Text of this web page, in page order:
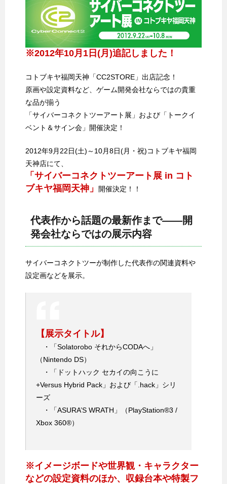
※2012年10月1日(月)追記しました！
コトブキヤ福岡天神「CC2STORE」出店記念！
原画や設定資料など、ゲーム開発会社ならではの貴重
な品が揃う
「サイバーコネクトツーアート展」および「トークイ
ベント＆サイン会」開催決定！
2012年9月22日(土)～10月8日(月・祝)コトブキヤ福岡
天神店にて、
「サイバーコネクトツーアート展 in コト
ブキヤ福岡天神」
開催決定！！
代表作から話題の最新作まで――開
発会社ならではの展示内容
サイバーコネクトツーが制作した代表作の関連資料や
設定画などを展示。
【展示タイトル】
・「Solatorobo それからCODAへ」
（Nintendo DS）
・「ドットハック セカイの向こうに
+Versus Hybrid Pack」および「.hack」シリ
ーズ
・「ASURA’S WRATH」（PlayStation®3 /
Xbox 360®）
※イメージボードや世界観・キャラクター
などの設定資料のほか、収録台本や特製フ